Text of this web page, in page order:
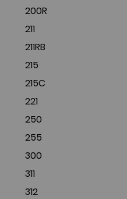
200R
211
211RB
215
215C
221
250
255
300
311
312